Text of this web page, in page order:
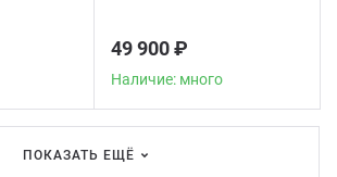
49 900 ₽
Наличие: много
ПОКАЗАТЬ ЕЩЁ